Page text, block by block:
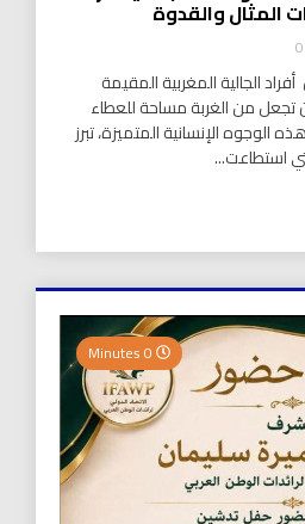
المثال والقدوة
الجالية المغربية المقيمة
أن تجعل من الغربة مساحة للعطاء
الوجوه الإنسانية المتميزة، تبرز
استطاعت...